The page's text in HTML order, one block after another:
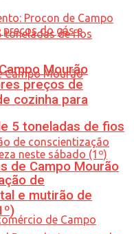
5 toneladas de fios
de Campo Mourão
Mourão
preços de
cozinha para
de
e mutirão de